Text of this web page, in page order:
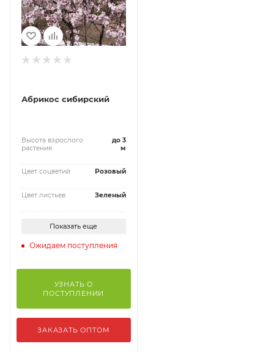
Абрикос сибирский
Высота взрослого
растения
до 3
м
Цвет соцветий Розовый
Цвет листьев Зеленый
Показать еще
Ожидаем поступления
УЗНАТЬ О
ПОСТУПЛЕНИИ
ЗАКАЗАТЬ ОПТОМ